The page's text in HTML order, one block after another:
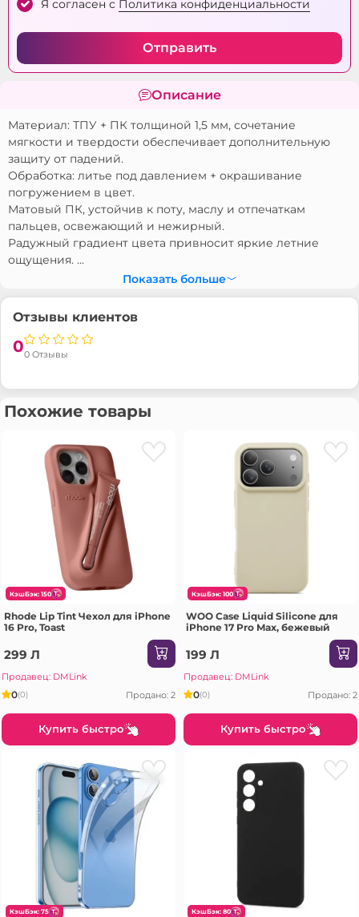
Я согласен с Политика конфиденциальности
Отправить
Описание
Материал: ТПУ + ПК толщиной 1,5 мм, сочетание
мягкости и твердости обеспечивает дополнительную
защиту от падений.
Обработка: литье под давлением + окрашивание
погружением в цвет.
Матовый ПК, устойчив к поту, маслу и отпечаткам
пальцев, освежающий и нежирный.
Радужный градиент цвета привносит яркие летние
ощущения. ...
Показать больше
Отзывы клиентов
00 Отзывы
Похожие товары
КэшБэк: 150
Rhode Lip Tint Чехол для iPhone
16 Pro, Toast
299 Л
Продавец: DMLink
0(0) Продано: 2
Купить быстро
КэшБэк: 100
WOO Case Liquid Silicone для
iPhone 17 Pro Max, бежевый
199 Л
Продавец: DMLink
0(0) Продано: 2
Купить быстро
КэшБэк: 75 КэшБэк: 80